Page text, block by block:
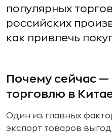
популярных
российских
как привлечь
Почему сейчас —
торговлю в
Один из главных
экспорт товаров